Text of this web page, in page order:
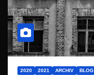
2020 2021 ARCHIV BLOG